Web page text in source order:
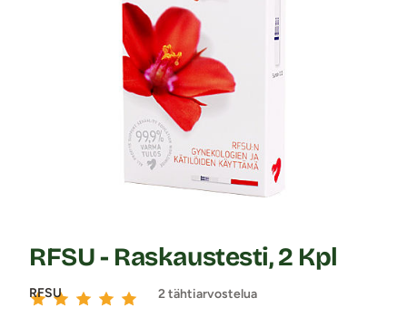
RFSU
RFSU - Raskaustesti, 2 Kpl
2 tähtiarvostelua